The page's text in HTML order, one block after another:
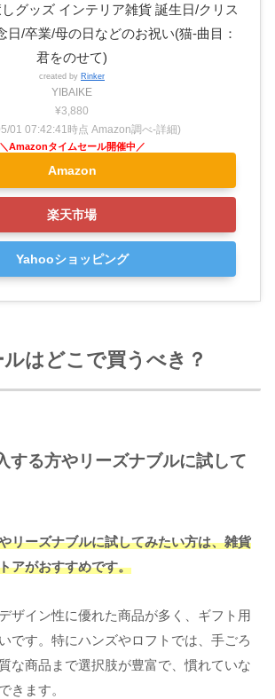
グッズ インテリア雑貨 誕生日/クリス
日/卒業/母の日などのお祝い(猫-曲目：
君をのせて)
created by Rinker
YIBAIKE
¥3,880
01 07:42:41時点 Amazon調べ-詳細)
Amazon
楽天市場
Yahooショッピング
はどこで買うべき？
する方やリーズナブルに試して
リーズナブルに試してみたい方は、雑貨
アがおすすめです。
ザイン性に優れた商品が多く、ギフト用
です。特にハンズやロフトでは、手ごろ
な商品まで選択肢が豊富で、慣れていな
きます。